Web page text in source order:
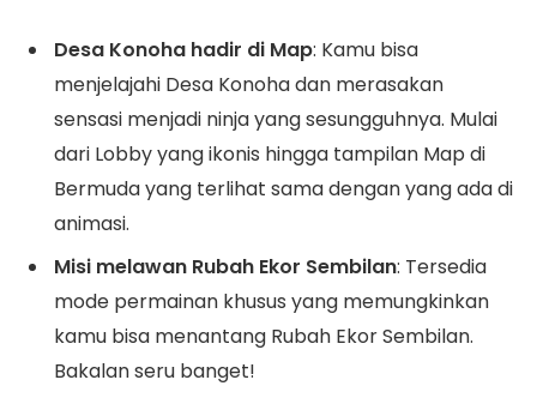
Desa Konoha hadir di Map: Kamu bisa
menjelajahi Desa Konoha dan merasakan
sensasi menjadi ninja yang sesungguhnya. Mulai
dari Lobby yang ikonis hingga tampilan Map di
Bermuda yang terlihat sama dengan yang ada di
animasi.
Misi melawan Rubah Ekor Sembilan: Tersedia
mode permainan khusus yang memungkinkan
kamu bisa menantang Rubah Ekor Sembilan.
Bakalan seru banget!